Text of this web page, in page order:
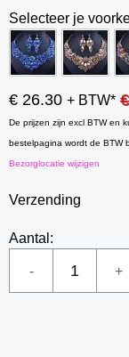
Selecteer je
€ 26.30 + BTW*
De prijzen zijn excl BTW en
bestelpagina wordt de BTW
Bezorglocatie wijzigen
Verzending
Aantal: